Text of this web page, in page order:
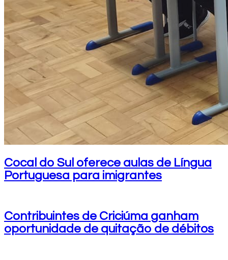
Cocal do Sul oferece aulas de Língua
Portuguesa para imigrantes
Contribuintes de Criciúma ganham
oportunidade de quitação de débitos